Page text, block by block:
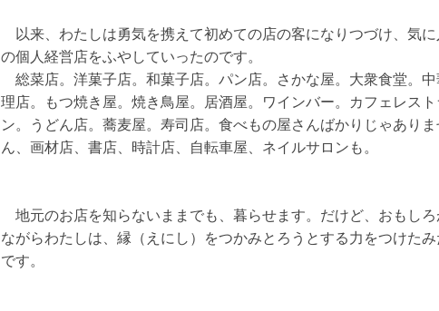
以来、わたしは勇気を携えて初めての店の客になりつづけ、気
の個人経営店をふやしていったのです。
総菜店。洋菓子店。和菓子店。パン店。さかな屋。大衆食堂。
理店。もつ焼き屋。焼き鳥屋。居酒屋。ワインバー。カフェレス
ン。うどん店。蕎麦屋。寿司店。食べもの屋さんばかりじゃあり
ん、画材店、書店、時計店、自転車屋、ネイルサロンも。
地元のお店を知らないままでも、暮らせます。だけど、おもし
ながらわたしは、縁（えにし）をつかみとろうとする力をつけた
です。